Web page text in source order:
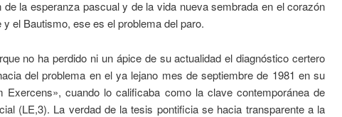
la esperanza pascual y de la vida nueva sembrada en el corazón
y el Bautismo, ese es el problema del paro.
no ha perdido ni un ápice de su actualidad el diagnóstico certero
del problema en el ya lejano mes de septiembre de 1981 en su
Exercens», cuando lo calificaba como la clave contemporánea de
(LE,3). La verdad de la tesis pontificia se hacia transparente a la